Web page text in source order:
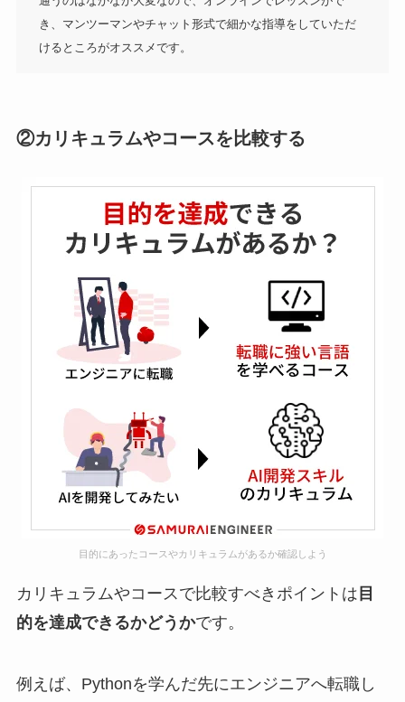
き、マンツーマンやチャット形式で細かな指導をしていただ
けるところがオススメです。
②カリキュラムやコースを比較する
目的にあったコースやカリキュラムがあるか確認しよう
カリキュラムやコースで比較すべきポイントは 目
的を達成できるかどうかです。
例えば、Pythonを学んだ先にエンジニアへ転職し